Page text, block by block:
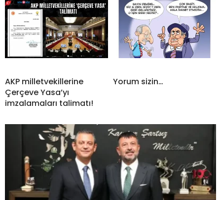
AKP milletvekillerine
Çerçeve Yasa’yı
imzalamaları talimatı!
Yorum sizin…